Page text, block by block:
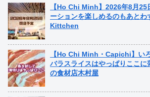
【Ho Chi Minh】2026年8月25
ーションを楽しめるのもあとわ
Kittchen
【Ho Chi Minh・Capichi】い
バラスライスはやっぱりここに
の食材店木村屋